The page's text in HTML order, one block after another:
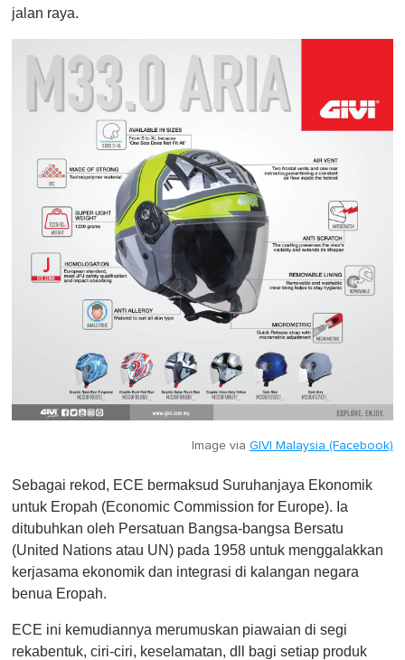
jalan raya.
Image via GIVI Malaysia (Facebook)
Sebagai rekod, ECE bermaksud Suruhanjaya Ekonomik
untuk Eropah (Economic Commission for Europe). Ia
ditubuhkan oleh Persatuan Bangsa-bangsa Bersatu
(United Nations atau UN) pada 1958 untuk menggalakkan
kerjasama ekonomik dan integrasi di kalangan negara
benua Eropah.
ECE ini kemudiannya merumuskan piawaian di segi
rekabentuk, ciri-ciri, keselamatan, dll bagi setiap produk